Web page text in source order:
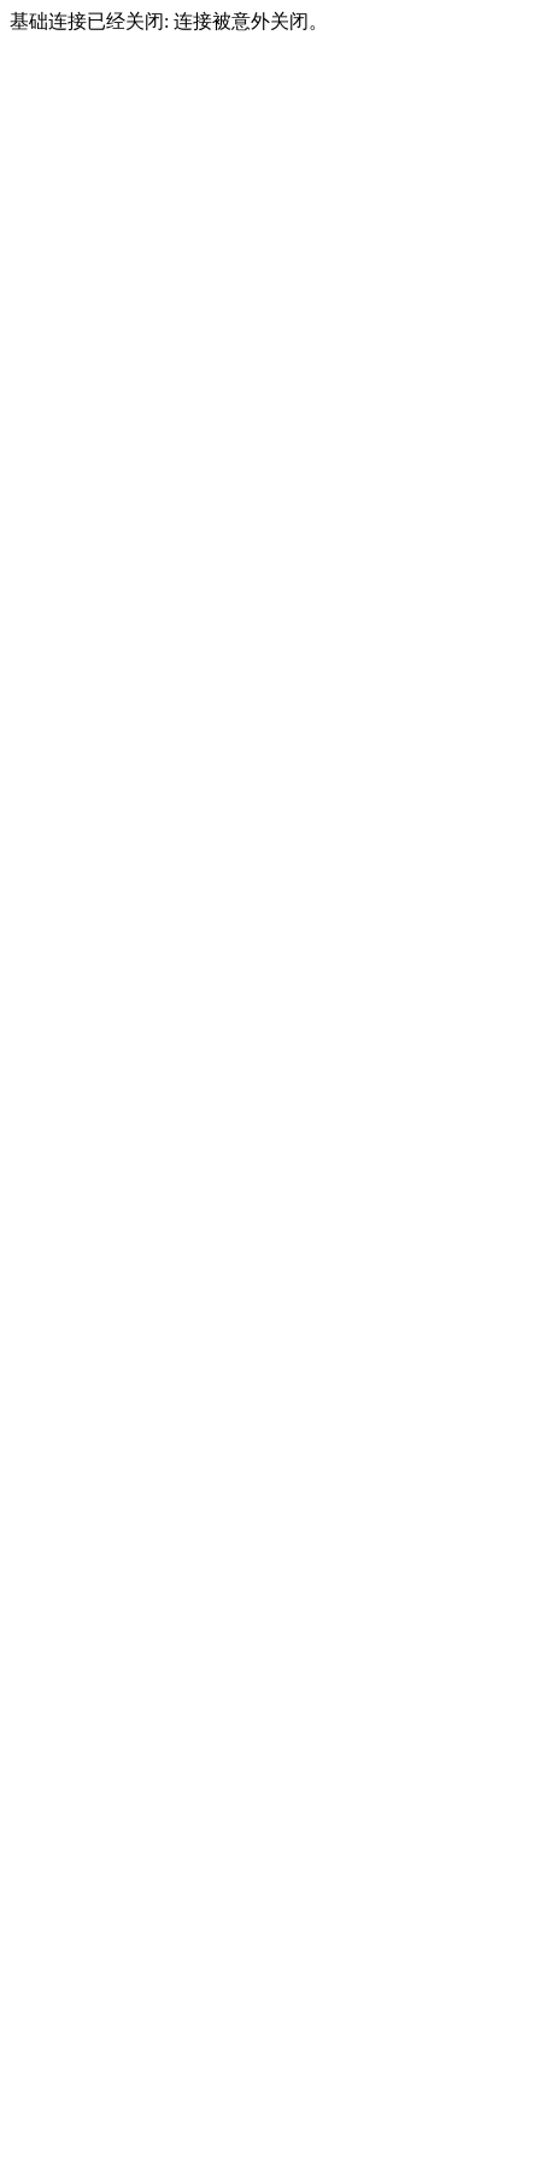
基础连接已经关闭: 连接被意外关闭。